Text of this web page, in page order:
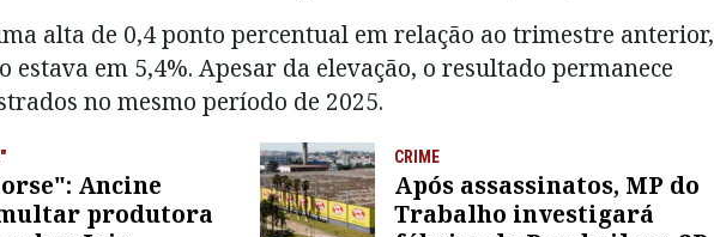
alta de 0,4 ponto percentual em relação ao trimestre anterior,
estava em 5,4%. Apesar da elevação, o resultado permanece
no mesmo período de 2025.
Ancine
produtora
CRIME
Após assassinatos, MP do
Trabalho investigará